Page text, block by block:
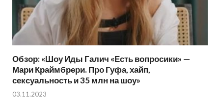
Обзор: «Шоу Иды Галич «Есть вопросики» —
Мари Краймбрери. Про Гуфа, хайп,
сексуальность и 35 млн на шоу»
03.11.2023